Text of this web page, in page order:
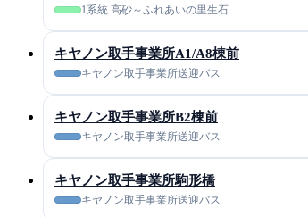
1系統 高砂～ふれあいの里生石
キヤノン取手事業所A1/A8棟前
キヤノン取手事業所送迎バス
キヤノン取手事業所B2棟前
キヤノン取手事業所送迎バス
キヤノン取手事業所駒形橋
キヤノン取手事業所送迎バス